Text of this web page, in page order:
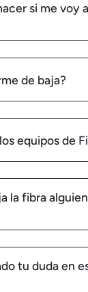
si me voy
de baja?
equipos de
la fibra
tu duda en